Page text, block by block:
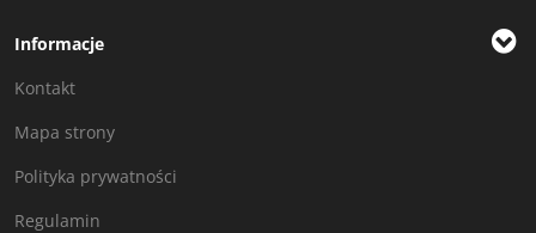
Informacje
Kontakt
Mapa strony
Polityka prywatności
Regulamin